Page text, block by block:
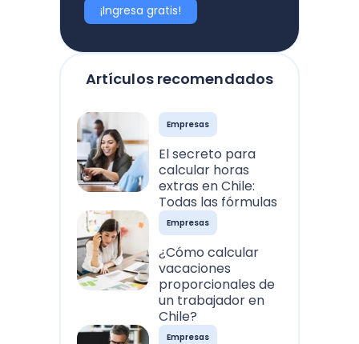
Artículos recomendados
Empresas
El secreto para
calcular horas
extras en Chile:
Todas las fórmulas
Empresas
¿Cómo calcular
vacaciones
proporcionales de
un trabajador en
Chile?
Empresas
¡Ingresa gratis!